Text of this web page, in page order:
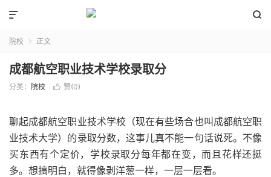


院校  正文
成都航空职业技术学校录取分
分类： 院校  赞(0)
聊起成都航空职业技术学校（现在有些场合也叫成都航空职
业技术大学）的录取分数，这事儿真不能一句话说死。不像
买东西有个定价，学校录取分每年都在变，而且花样还挺
多。想搞明白，就得像剥洋葱一样，一层一层看。